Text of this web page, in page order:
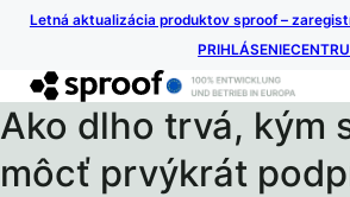
Letná aktualizácia produktov sproof –
PRIHLÁSENIE
Ako dlho trvá, kým
môcť prvýkrát